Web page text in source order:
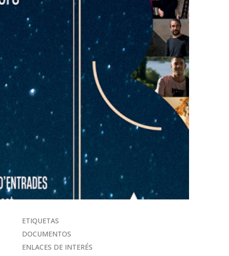
ETIQUETAS
DOCUMENTOS
ENLACES DE INTERÉS